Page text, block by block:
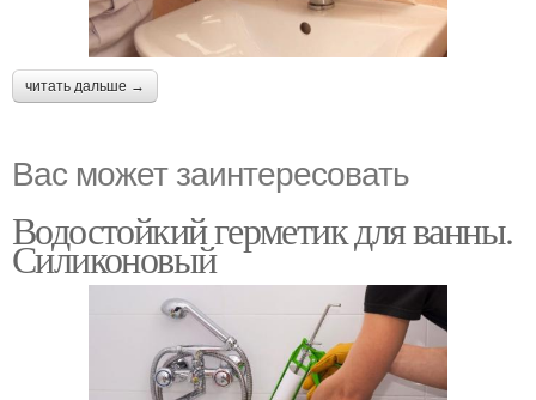
читать дальше →
Вас может заинтересовать
Водостойкий герметик для ванны.
Силиконовый